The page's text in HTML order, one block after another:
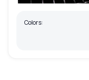
Colors: